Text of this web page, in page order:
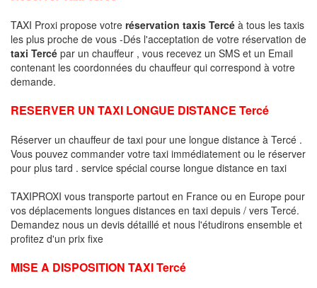
TAXI Proxi propose votre réservation taxis Tercé à tous les taxis
les plus proche de vous -Dés l'acceptation de votre réservation de
taxi Tercé par un chauffeur , vous recevez un SMS et un Email
contenant les coordonnées du chauffeur qui correspond à votre
demande.
RESERVER UN TAXI LONGUE DISTANCE Tercé
Réserver un chauffeur de taxi pour une longue distance à Tercé .
Vous pouvez commander votre taxi immédiatement ou le réserver
pour plus tard . service spécial course longue distance en taxi
TAXIPROXI vous transporte partout en France ou en Europe pour
vos déplacements longues distances en taxi depuis / vers Tercé.
Demandez nous un devis détaillé et nous l'étudirons ensemble et
profitez d'un prix fixe
MISE A DISPOSITION TAXI Tercé